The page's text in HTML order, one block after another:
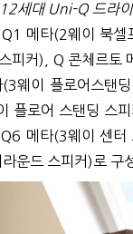
세대 Uni-Q 드라
메타(2웨이 북셀
피커), Q 콘체르토
웨이 플로어스탠
플로어 스탠딩 스
메타(3웨이 센터
운드 스피커)로 구